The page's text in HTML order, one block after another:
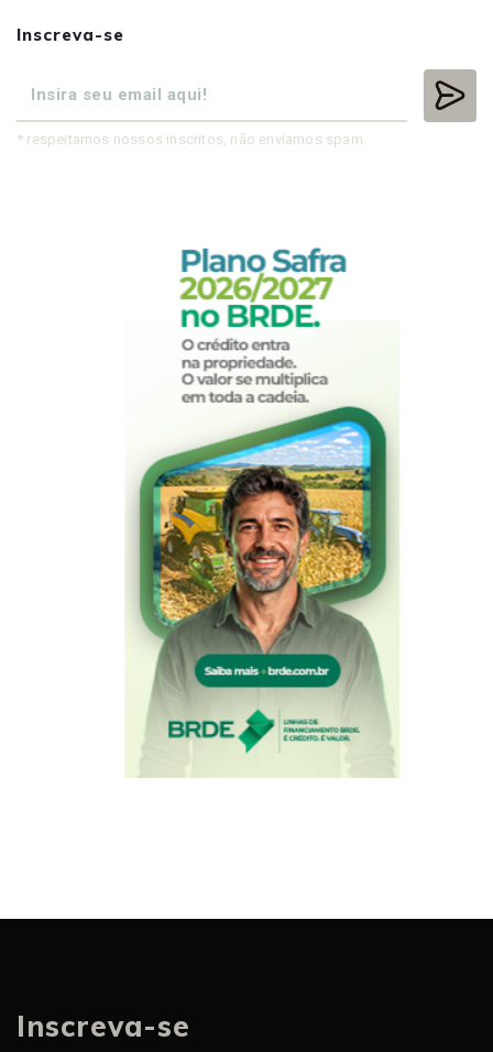
Inscreva-se
* respeitamos nossos inscritos, não enviamos spam.
Inscreva-se